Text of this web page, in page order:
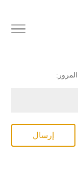
إرسال